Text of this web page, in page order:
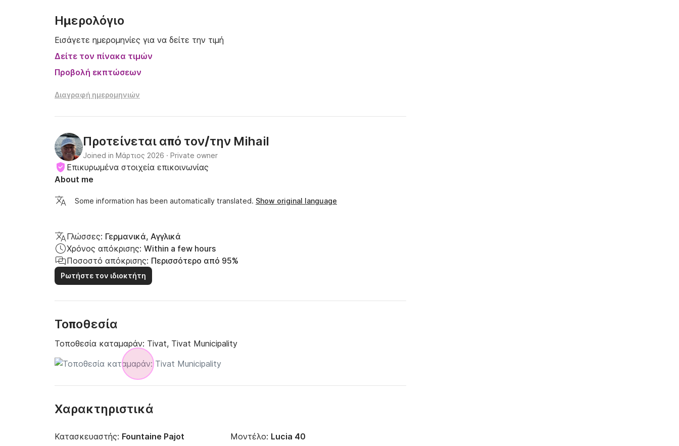
Ημερολόγιο
Εισάγετε ημερομηνίες για να δείτε την τιμή
Δείτε τον πίνακα τιμών
Προβολή εκπτώσεων
Διαγραφή ημερομηνιών
Προτείνεται από τον/την Mihail
Joined in Μάρτιος 2026 · Private owner
Επικυρωμένα στοιχεία επικοινωνίας
About me
Some information has been automatically translated. Show original language
Γλώσσες: Γερμανικά, Αγγλικά
Χρόνος απόκρισης: Within a few hours
Ποσοστό απόκρισης: Περισσότερο από 95%
Ρωτήστε τον ιδιοκτήτη
Τοποθεσία
Τοποθεσία καταμαράν: Tivat, Tivat Municipality
Χαρακτηριστικά
Κατασκευαστής: Fountaine Pajot Μοντέλο: Lucia 40